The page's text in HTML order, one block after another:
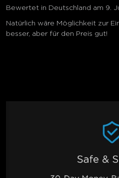
Bewertet in Deutschland am 9.
Natürlich wäre Möglichkeit zur
besser, aber für den Preis gut!